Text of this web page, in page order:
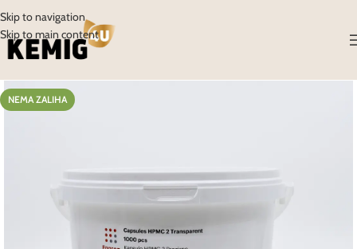
Skip to navigation
Skip to main content
NEMA ZALIHA